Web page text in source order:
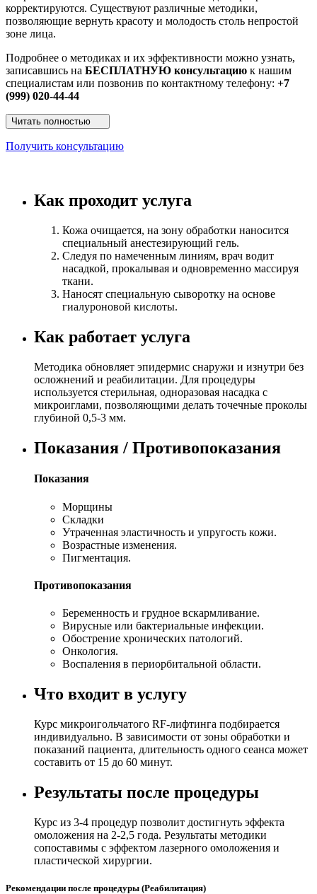
корректируются. Существуют различные методики,
позволяющие вернуть красоту и молодость столь непростой
зоне лица.
Подробнее о методиках и их эффективности можно узнать,
записавшись на БЕСПЛАТНУЮ консультацию к нашим
специалистам или позвонив по контактному телефону: +7
(999) 020-44-44
Читать полностью
Получить консультацию
Как проходит услуга
Кожа очищается, на зону обработки наносится
специальный анестезирующий гель.
Следуя по намеченным линиям, врач водит
насадкой, прокалывая и одновременно массируя
ткани.
Наносят специальную сыворотку на основе
гиалуроновой кислоты.
Как работает услуга
Методика обновляет эпидермис снаружи и изнутри без
осложнений и реабилитации. Для процедуры
используется стерильная, одноразовая насадка с
микроиглами, позволяющими делать точечные проколы
глубиной 0,5-3 мм.
Показания / Противопоказания
Показания
Морщины
Складки
Утраченная эластичность и упругость кожи.
Возрастные изменения.
Пигментация.
Противопоказания
Беременность и грудное вскармливание.
Вирусные или бактериальные инфекции.
Обострение хронических патологий.
Онкология.
Воспаления в периорбитальной области.
Что входит в услугу
Курс микроигольчатого RF-лифтинга подбирается
индивидуально. В зависимости от зоны обработки и
показаний пациента, длительность одного сеанса может
составить от 15 до 60 минут.
Результаты после процедуры
Курс из 3-4 процедур позволит достигнуть эффекта
омоложения на 2-2,5 года. Результаты методики
сопоставимы с эффектом лазерного омоложения и
пластической хирургии.
Рекомендации после процедуры (Реабилитация)